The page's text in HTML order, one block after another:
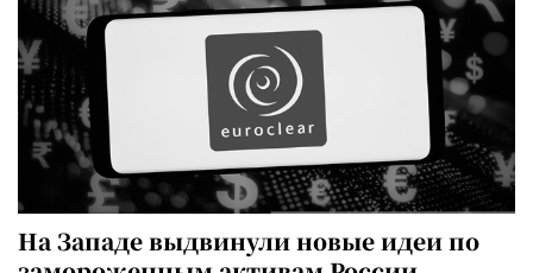
На Западе выдвинули новые идеи по